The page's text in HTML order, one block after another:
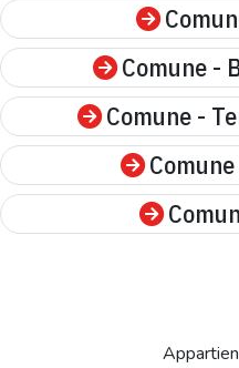
Comune -
Comune -